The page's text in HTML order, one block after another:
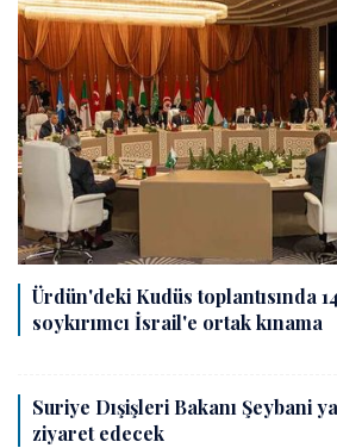
Ürdün'deki Kudüs toplantısında
soykırımcı İsrail'e ortak kınama
Suriye Dışişleri Bakanı Şeybani
ziyaret edecek